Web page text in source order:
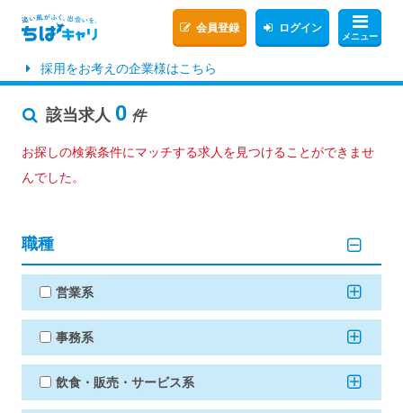
メニュー
会員登録 ログイン
採用をお考えの企業様はこちら
該当求人 0 件
お探しの検索条件にマッチする求人を見つけることができませ
んでした。
職種
営業系
事務系
飲食・販売・サービス系